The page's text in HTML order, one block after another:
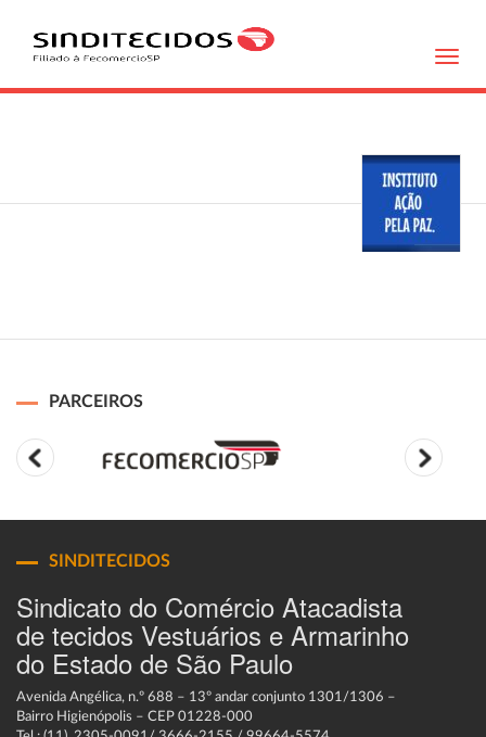
PARCEIROS
SINDITECIDOS
Sindicato do Comércio Atacadista
de tecidos Vestuários e Armarinho
do Estado de São Paulo
Avenida Angélica, n.º 688 – 13º andar conjunto 1301/1306 –
Bairro Higienópolis – CEP 01228-000